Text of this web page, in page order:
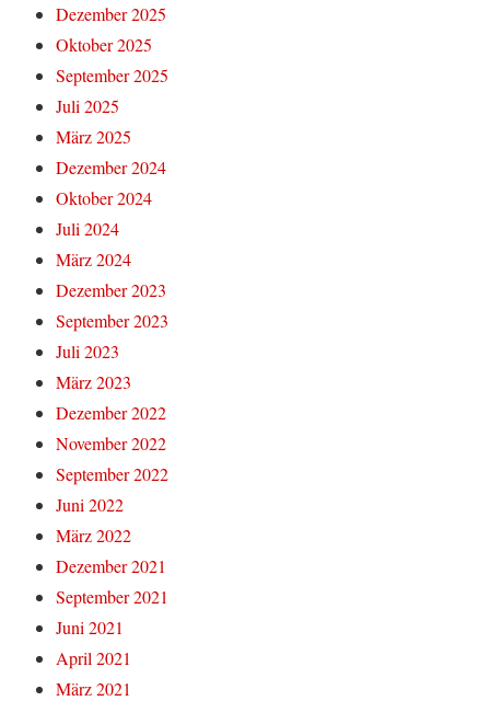
Dezember 2025
Oktober 2025
September 2025
Juli 2025
März 2025
Dezember 2024
Oktober 2024
Juli 2024
März 2024
Dezember 2023
September 2023
Juli 2023
März 2023
Dezember 2022
November 2022
September 2022
Juni 2022
März 2022
Dezember 2021
September 2021
Juni 2021
April 2021
März 2021